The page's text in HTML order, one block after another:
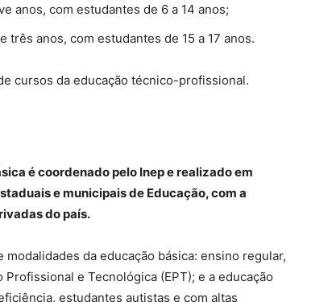
anos, com estudantes de 6 a 14 anos;
anos, com estudantes de 15 a 17 anos.
cursos da educação técnico-profissional.
é coordenado pelo Inep e realizado em
e municipais de Educação, com a
do país.
da educação básica: ensino regular,
e Tecnológica (EPT); e a educação
estudantes autistas e com altas